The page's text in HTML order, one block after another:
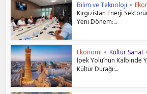
Bilim ve Teknoloji •
Kırgızistan Enerji
Yeni Dönem:...
Ekonomi • Kültür Sanat
İpek Yolu’nun Kalbinde
Kültür Durağı:...